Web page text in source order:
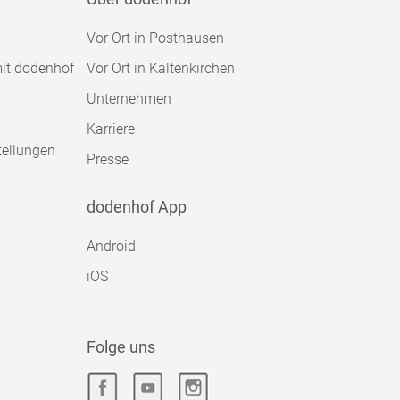
dodenhof
Vor Ort in Posthausen
Vor Ort in Kaltenkirchen
Unternehmen
Karriere
Presse
dodenhof App
Android
iOS
Folge uns